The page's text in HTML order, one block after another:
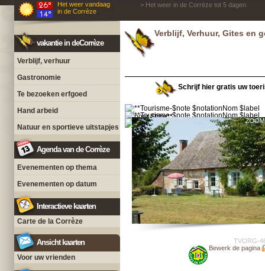
Het weer vandaag
in de Corrèze
> Het weer in de Corrèze tot 5 dagen
vakantie in deCorrèze
Verblijf, verhuur
Gastronomie
Te bezoeken erfgoed
Hand arbeid
Natuur en sportieve uitstapjes
Agenda van de Corrèze
Evenementen op thema
Evenementen op datum
Interactieve kaarten
Carte de la Corrèze
Ansicht kaarten
Voor uw vrienden
Verblijf, Verhuur, Gites en
Schrijf hier gratis uw
TVORG-
Bewerk de pagina